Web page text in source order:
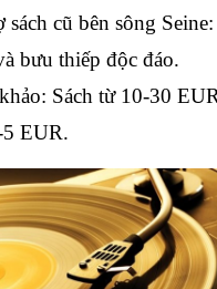
sách cũ bên sông
bưu thiếp độc đáo.
Sách từ 10-30
EUR.